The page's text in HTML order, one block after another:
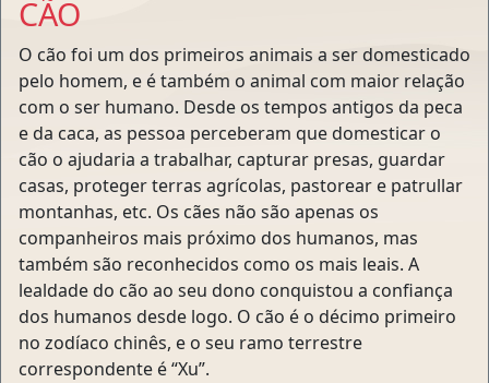
CÃO
O cão foi um dos primeiros animais a ser domesticado
pelo homem, e é também o animal com maior relação
com o ser humano. Desde os tempos antigos da peca
e da caca, as pessoa perceberam que domesticar o
cão o ajudaria a trabalhar, capturar presas, guardar
casas, proteger terras agrícolas, pastorear e patrullar
montanhas, etc. Os cães não são apenas os
companheiros mais próximo dos humanos, mas
também são reconhecidos como os mais leais. A
lealdade do cão ao seu dono conquistou a confiança
dos humanos desde logo. O cão é o décimo primeiro
no zodíaco chinês, e o seu ramo terrestre
correspondente é “Xu”.